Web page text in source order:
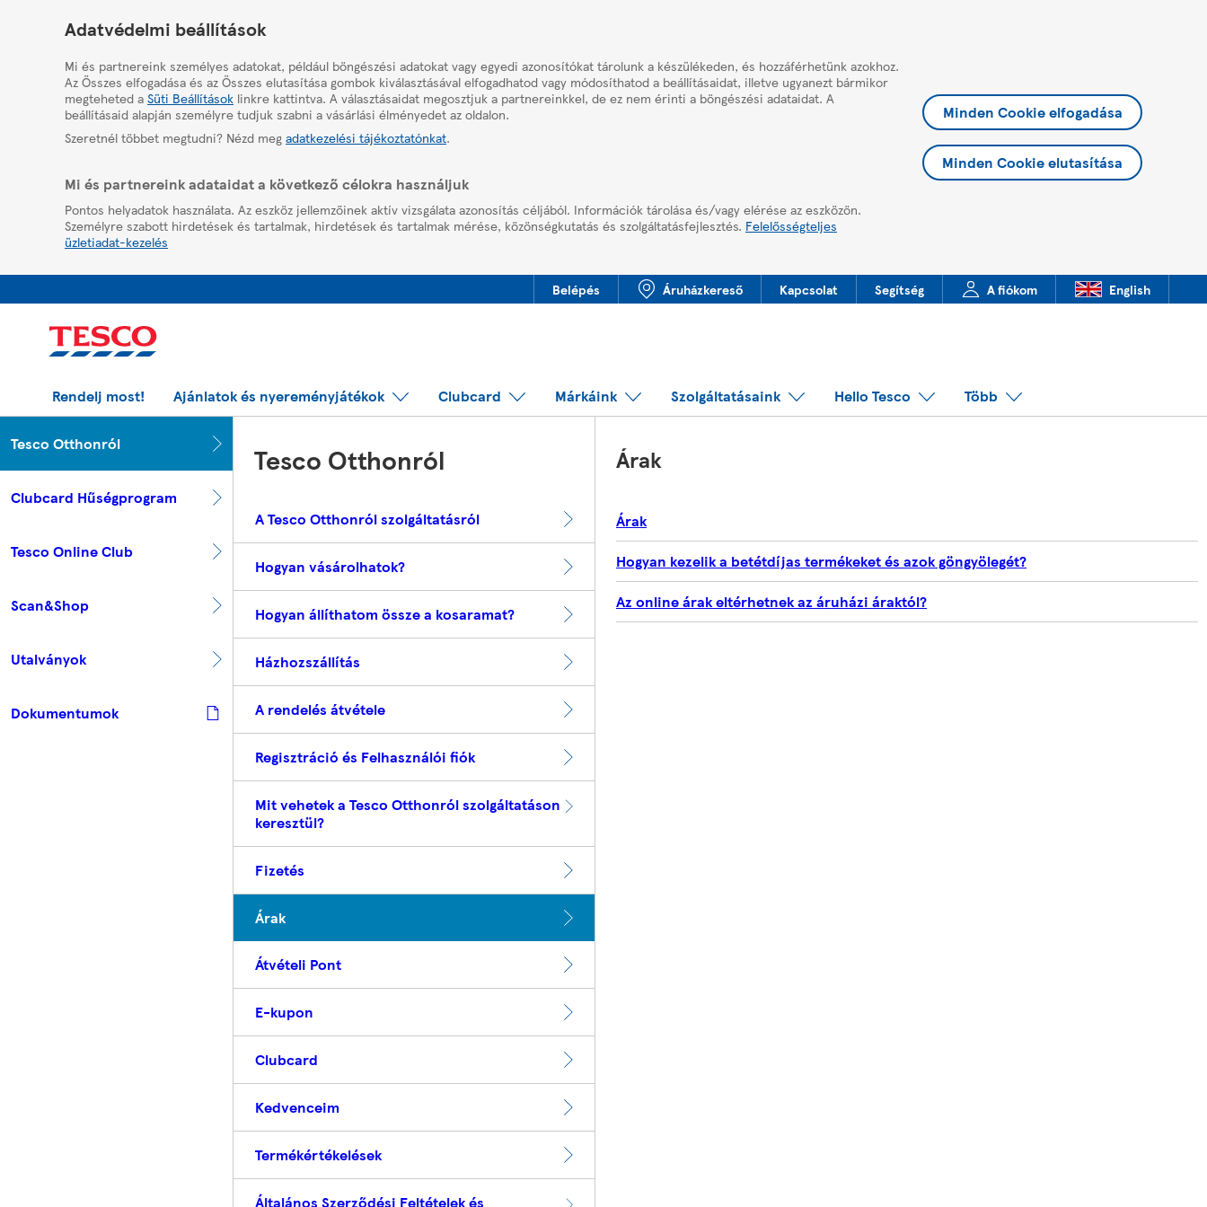
HelpPage
Adatvédelmi beállítások
Mi és partnereink személyes adatokat, például böngészési adatokat vagy egyedi azonosítókat tárolunk a készülékeden, és hozzáférhetünk azokhoz.
Az Összes elfogadása és az Összes elutasítása gombok kiválasztásával elfogadhatod vagy módosíthatod a beállításaidat, illetve ugyanezt bármikor
megteheted a Süti Beállítások linkre kattintva. A választásaidat megosztjuk a partnereinkkel, de ez nem érinti a böngészési adataidat. A
beállításaid alapján személyre tudjuk szabni a vásárlási élményedet az oldalon.
Szeretnél többet megtudni? Nézd meg adatkezelési tájékoztatónkat.
Mi és partnereink adataidat a következő célokra használjuk
Pontos helyadatok használata. Az eszköz jellemzőinek aktív vizsgálata azonosítás céljából. Információk tárolása és/vagy elérése az eszközön.
Személyre szabott hirdetések és tartalmak, hirdetések és tartalmak mérése, közönségkutatás és szolgáltatásfejlesztés. Felelősségteljes
üzletiadat-kezelés
Minden Cookie elfogadása
Minden Cookie elutasítása
Belépés Áruházkereső Kapcsolat Segítség A fiókom English
Rendelj most! Ajánlatok és nyereményjátékok Clubcard Márkáink Szolgáltatásaink Hello Tesco Több
Tesco Otthonról
Clubcard Hűségprogram
Tesco Online Club
Scan&Shop
Utalványok
Dokumentumok
Tesco Otthonról
A Tesco Otthonról szolgáltatásról
Hogyan vásárolhatok?
Hogyan állíthatom össze a kosaramat?
Házhozszállítás
A rendelés átvétele
Regisztráció és Felhasználói fiók
Mit vehetek a Tesco Otthonról szolgáltatáson
keresztül?
Fizetés
Árak
Átvételi Pont
E-kupon
Clubcard
Kedvenceim
Termékértékelések
Általános Szerződési Feltételek és
Árak
Árak
Hogyan kezelik a betétdíjas termékeket és azok göngyölegét?
Az online árak eltérhetnek az áruházi áraktól?